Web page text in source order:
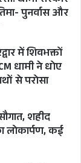
पुनर्वास और
में शिवभक्तों
धामी ने धोए
से परोसा
शहीद
लोकार्पण, कई